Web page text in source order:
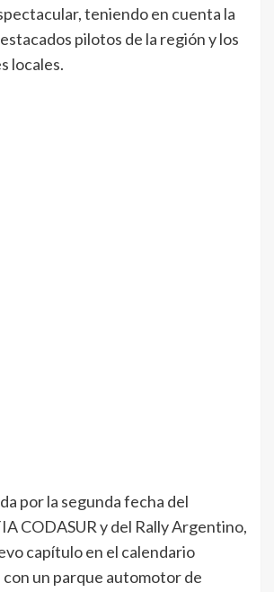
teniendo en cuenta la
pilotos de la región y los
locales.
por la segunda fecha del
CODASUR y del Rally Argentino,
capítulo en el calendario
con un parque automotor de